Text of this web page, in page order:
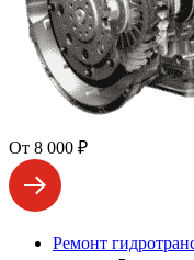
От 8 000 ₽
Ремонт